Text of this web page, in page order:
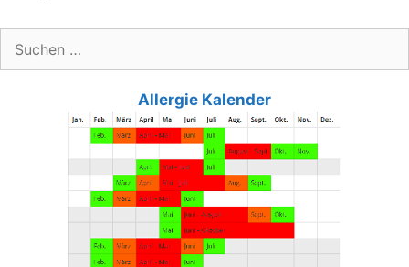
Allergie Kalender